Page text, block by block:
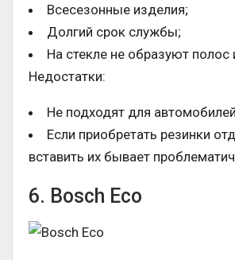
Всесезонные изделия;
Долгий срок службы;
На стекле не образуют полос
Недостатки:
Не подходят для
Если приобретать резинки
вставить их бывает
6. Bosch Eco